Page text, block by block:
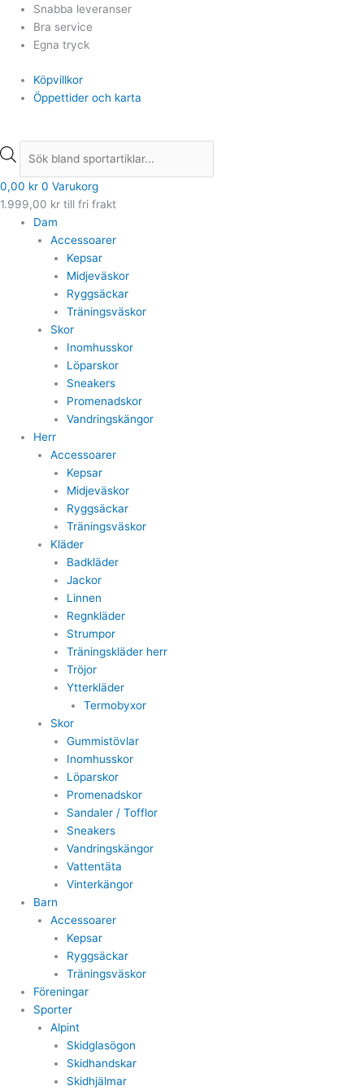
Hoppa
innehåll
Snabba leveranser
Bra service
Egna tryck
Köpvillkor
Öppettider och karta
Products
search
0,00 kr 0 Varukorg
1.999,00 kr till fri frakt
Dam
Accessoarer
Kepsar
Midjeväskor
Ryggsäckar
Träningsväskor
Skor
Inomhusskor
Löparskor
Sneakers
Promenadskor
Vandringskängor
Herr
Accessoarer
Kepsar
Midjeväskor
Ryggsäckar
Träningsväskor
Kläder
Badkläder
Jackor
Linnen
Regnkläder
Strumpor
Träningskläder herr
Tröjor
Ytterkläder
Termobyxor
Skor
Gummistövlar
Inomhusskor
Löparskor
Promenadskor
Sandaler / Tofflor
Sneakers
Vandringskängor
Vattentäta
Vinterkängor
Barn
Accessoarer
Kepsar
Ryggsäckar
Träningsväskor
Föreningar
Sporter
Alpint
Skidglasögon
Skidhandskar
Skidhjälmar
Products
search